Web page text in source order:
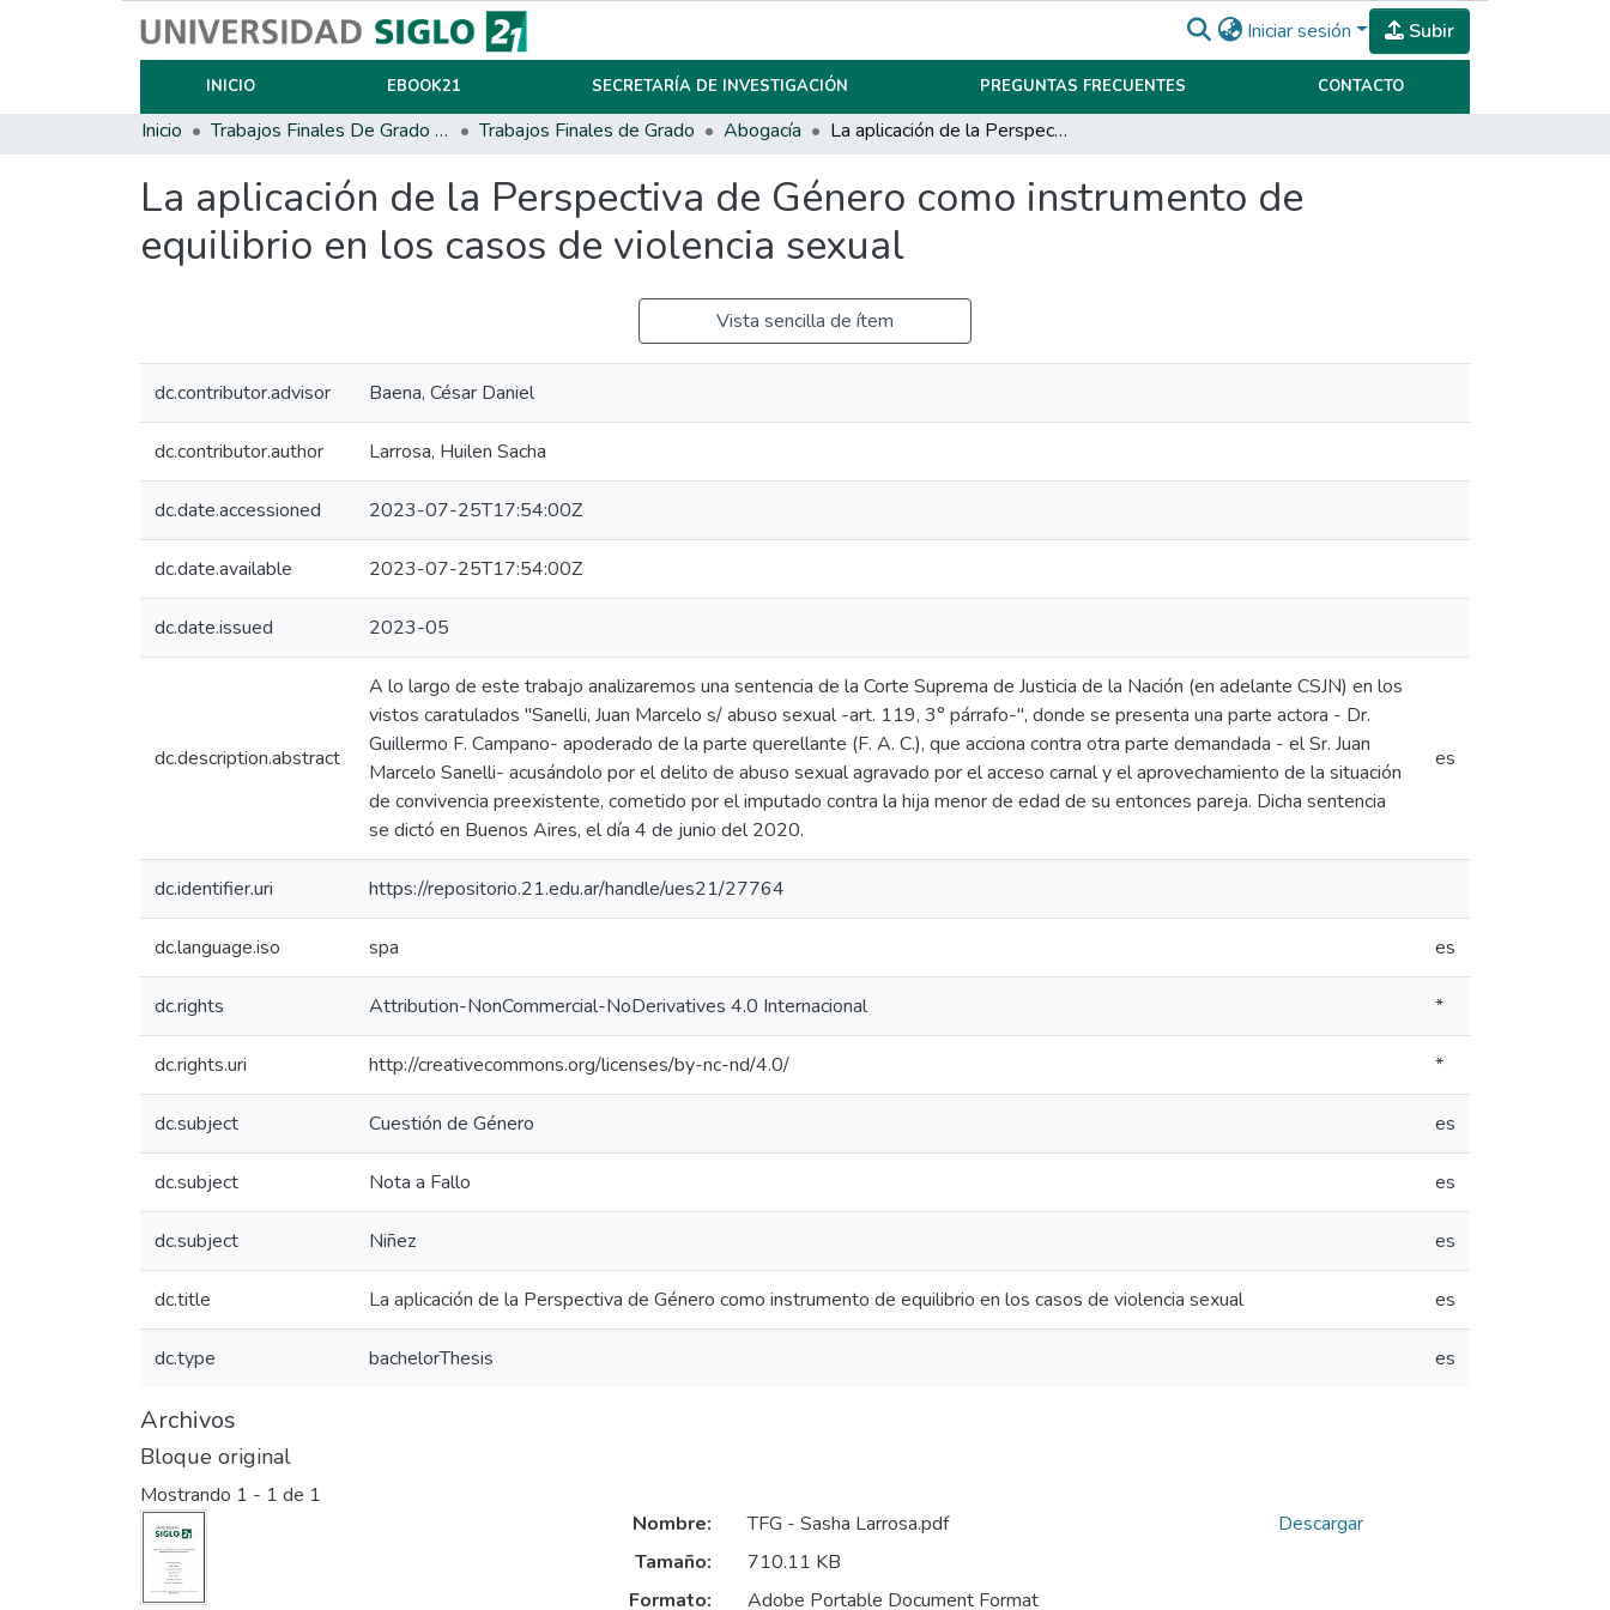
Iniciar sesión Subir
INICIO EBOOK21 SECRETARÍA DE INVESTIGACIÓN PREGUNTAS FRECUENTES CONTACTO
Inicio Trabajos Finales De Grado Y Posgrado Trabajos Finales de Grado Abogacía La aplicación de la Perspectiva de Género como instrumento de equilibrio en los casos de violencia sexual
La aplicación de la Perspectiva de Género como instrumento de
equilibrio en los casos de violencia sexual
Vista sencilla de ítem
dc.contributor.advisor Baena, César Daniel
dc.contributor.author Larrosa, Huilen Sacha
dc.date.accessioned 2023-07-25T17:54:00Z
dc.date.available 2023-07-25T17:54:00Z
dc.date.issued 2023-05
dc.description.abstract
A lo largo de este trabajo analizaremos una sentencia de la Corte Suprema de Justicia de la Nación (en adelante CSJN) en los
vistos caratulados "Sanelli, Juan Marcelo s/ abuso sexual -art. 119, 3° párrafo-", donde se presenta una parte actora - Dr.
Guillermo F. Campano- apoderado de la parte querellante (F. A. C.), que acciona contra otra parte demandada - el Sr. Juan
Marcelo Sanelli- acusándolo por el delito de abuso sexual agravado por el acceso carnal y el aprovechamiento de la situación
de convivencia preexistente, cometido por el imputado contra la hija menor de edad de su entonces pareja. Dicha sentencia
se dictó en Buenos Aires, el día 4 de junio del 2020.
es
dc.identifier.uri https://repositorio.21.edu.ar/handle/ues21/27764
dc.language.iso spa es
dc.rights Attribution-NonCommercial-NoDerivatives 4.0 Internacional *
dc.rights.uri http://creativecommons.org/licenses/by-nc-nd/4.0/ *
dc.subject Cuestión de Género es
dc.subject Nota a Fallo es
dc.subject Niñez es
dc.title La aplicación de la Perspectiva de Género como instrumento de equilibrio en los casos de violencia sexual es
dc.type bachelorThesis es
Archivos
Bloque original
Mostrando 1 - 1 de 1
Nombre:
TFG - Sasha Larrosa.pdf
Tamaño:
710.11 KB
Formato:
Adobe Portable Document Format
Descargar